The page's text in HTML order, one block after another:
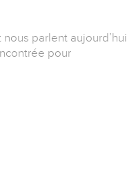
parlent aujourd’hui
pour